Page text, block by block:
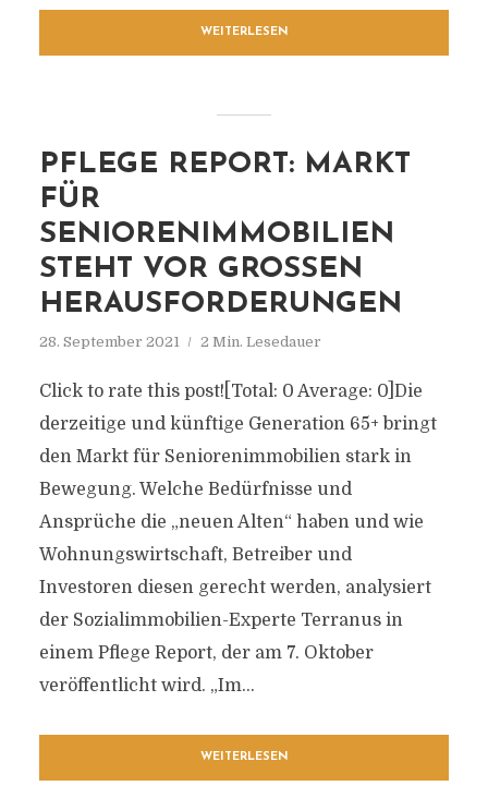
WEITERLESEN
PFLEGE REPORT: MARKT
FÜR
SENIORENIMMOBILIEN
STEHT VOR GROSSEN H
ERAUSFORDERUNGEN
28. September 2021 2 Min. Lesedauer
Click to rate this post![Total: 0 Average: 0]Die
derzeitige und künftige Generation 65+ bringt
den Markt für Seniorenimmobilien stark in
Bewegung. Welche Bedürfnisse und
Ansprüche die „neuen Alten“ haben und wie
Wohnungswirtschaft, Betreiber und
Investoren diesen gerecht werden, analysiert
der Sozialimmobilien-Experte Terranus in
einem Pflege Report, der am 7. Oktober
veröffentlicht wird. „Im...
WEITERLESEN